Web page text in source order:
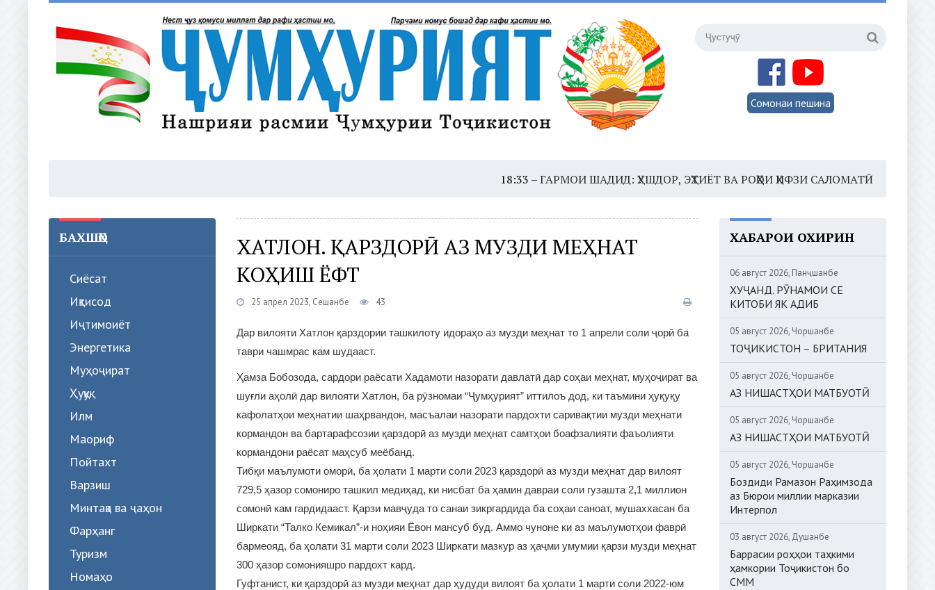
Сомонаи пешина
ГАРМОИ ШАДИД: ҲУШДОР, ЭҲТИЁТ ВА РОҲҲОИ ҲИФЗИ САЛОМАТӢ16:35 –
БАХШҲО
Сиёсат
Иқтисод
Иҷтимоиёт
Энергетика
Муҳоҷират
Ҳуқуқ
Илм
Маориф
Пойтахт
Варзиш
Минтақа ва ҷаҳон
Фарҳанг
Туризм
Номаҳо
ХАТЛОН. ҚАРЗДОРӢ АЗ МУЗДИ МЕҲНАТ
КОҲИШ ЁФТ
25 апрел 2023, Сешанбе 43
Дар вилояти Хатлон қарздории ташкилоту идораҳо аз музди меҳнат то 1 апрели соли ҷорӣ ба
таври чашмрас кам шудааст.
Ҳамза Бобозода, сардори раёсати Хадамоти назорати давлатӣ дар соҳаи меҳнат, муҳоҷират ва
шуғли аҳолӣ дар вилояти Хатлон, ба рӯзномаи “Ҷумҳурият” иттилоъ дод, ки таъмини ҳуқуқу
кафолатҳои меҳнатии шаҳрвандон, масъалаи назорати пардохти саривақтии музди меҳнати
кормандон ва бартарафсозии қарздорӣ аз музди меҳнат самтҳои боафзалияти фаъолияти
кормандони раёсат маҳсуб меёбанд.
Тибқи маълумоти оморӣ, ба ҳолати 1 марти соли 2023 қарздорӣ аз музди меҳнат дар вилоят
729,5 ҳазор сомониро ташкил медиҳад, ки нисбат ба ҳамин давраи соли гузашта 2,1 миллион
сомонӣ кам гардидааст. Қарзи мавҷуда то санаи зикргардида ба соҳаи саноат, мушаххасан ба
Ширкати “Талко Кемикал”-и ноҳияи Ёвон мансуб буд. Аммо чуноне ки аз маълумотҳои фаврӣ
бармеояд, ба ҳолати 31 марти соли 2023 Ширкати мазкур аз ҳаҷми умумии қарзи музди меҳнат
300 ҳазор сомонияшро пардохт кард.
Гуфтанист, ки қарздорӣ аз музди меҳнат дар ҳудуди вилоят ба ҳолати 1 марти соли 2022-юм
ХАБАРҲОИ ОХИРИН
06 август 2026, Панҷшанбе
ХУҶАНД. РӮНАМОИ СЕ
КИТОБИ ЯК АДИБ
05 август 2026, Чоршанбе
ТОҶИКИСТОН – БРИТАНИЯ
05 август 2026, Чоршанбе
АЗ НИШАСТҲОИ МАТБУОТӢ
05 август 2026, Чоршанбе
АЗ НИШАСТҲОИ МАТБУОТӢ
05 август 2026, Чоршанбе
Боздиди Рамазон Раҳимзода
аз Бюрои миллии марказии
Интерпол
03 август 2026, Душанбе
Баррасии роҳҳои таҳкими
ҳамкории Тоҷикистон бо
СММ